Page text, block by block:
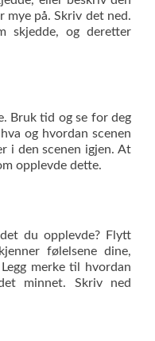
på. Skriv det ned.
skjedde, og deretter
Bruk tid og se for deg
og hvordan scenen
i den scenen igjen. At
opplevde dette.
du opplevde? Flytt
følelsene dine,
merke til hvordan
minnet. Skriv ned